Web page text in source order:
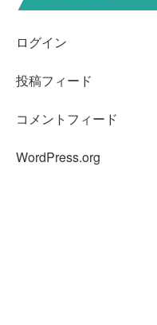
ログイン
投稿フィード
コメントフィード
WordPress.org